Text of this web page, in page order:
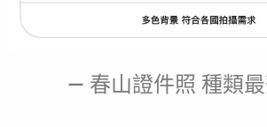
— 春山證件照 種類